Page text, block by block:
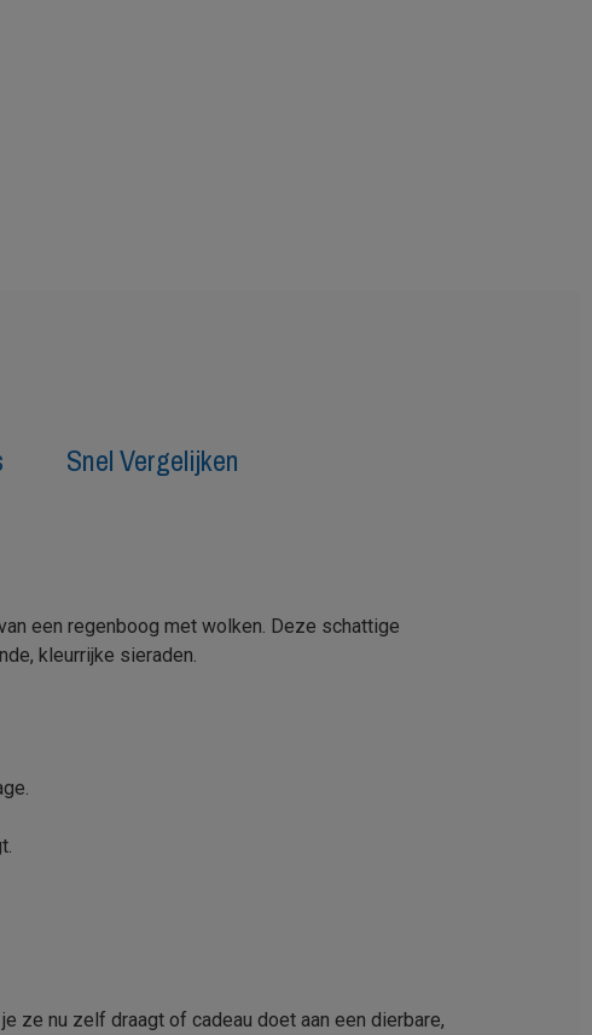
Snel Vergelijken
een regenboog met wolken. Deze schattige
kleurrijke sieraden.
ze nu zelf draagt of cadeau doet aan een dierbare,